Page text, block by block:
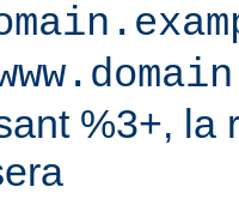
%3+, la